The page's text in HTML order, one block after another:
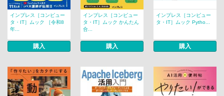
インプレス［コンピュー
タ・IT］ムック ［令和8
年...
購入
インプレス［コンピュー
タ・IT］ムック かんたん
合...
購入
インプレス［コンピュー
タ・IT］ムック Pytho...
購入